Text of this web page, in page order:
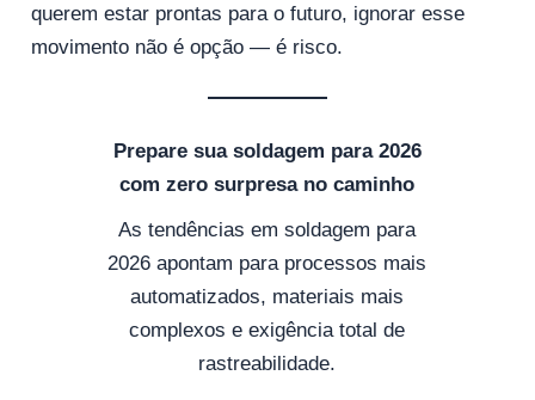
querem estar prontas para o futuro, ignorar esse
movimento não é opção — é risco.
Prepare sua soldagem para 2026
com zero surpresa no caminho
As tendências em soldagem para
2026 apontam para processos mais
automatizados, materiais mais
complexos e exigência total de
rastreabilidade.